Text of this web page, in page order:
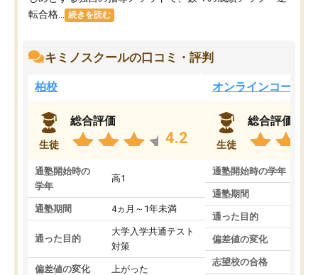
転合格...
続きを読む
キミノスクールの口コミ・評判
柏校
生徒
総合評価
4.2
通塾開始時の
学年
高1
通塾期間 4ヵ月～1年未満
通った目的
大学入学共通テスト
対策
偏差値の変化 上がった
オンラインコース
生徒
総合評価
通塾開始時の学年
通塾期間
通った目的
偏差値の変化
志望校の合格